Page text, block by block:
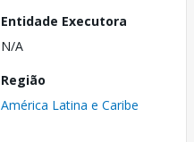
Entidade Executora
N/A
Região
América Latina e Caribe